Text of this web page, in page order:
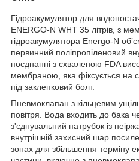
Гідроакумулятор для
ENERGO-N WHT 35 літрів, з
гідроакумулятора Energo-N
первинний поліпропіленовий
поєднанні з схваленою FDA
мембраною, яка фіксується на
під заклепковий болт.
Пневмоклапан з кільцевим
повітря. Вода входить до бака
з'єднувальний патрубок із
внутрішній захисний шар
зонах для збільшення терміну